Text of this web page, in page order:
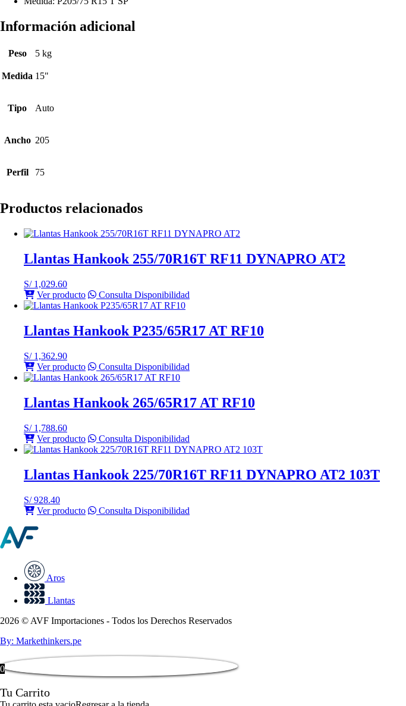
Información adicional
Peso 5 kg
Medida 15"
Tipo Auto
Ancho 205
Perfil 75
Productos relacionados
Llantas Hankook 255/70R16T RF11 DYNAPRO AT2
S/1,029.60
Ver producto
Consulta Disponibilidad
Llantas Hankook P235/65R17 AT RF10
S/1,362.90
Ver producto
Consulta Disponibilidad
Llantas Hankook 265/65R17 AT RF10
S/1,788.60
Ver producto
Consulta Disponibilidad
Llantas Hankook 225/70R16T RF11 DYNAPRO AT2 103T
S/928.40
Ver producto
Consulta Disponibilidad
Aros
Llantas
2026 © AVF Importaciones - Todos los Derechos Reservados
By: Markethinkers.pe
0
Tu Carrito